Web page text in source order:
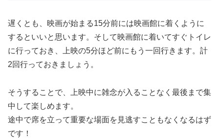
遅くとも、映画が始まる15分前には映画館に着くように
するといいと思います。そして映画館に着いてすぐトイレ
に行っておき、上映の5分ほど前にもう一回行きます。計
2回行っておきましょう。
そうすることで、上映中に雑念が入ることなく最後まで集
中して楽しめます。
途中で席を立って重要な場面を見逃すこともなくなるはず
です！